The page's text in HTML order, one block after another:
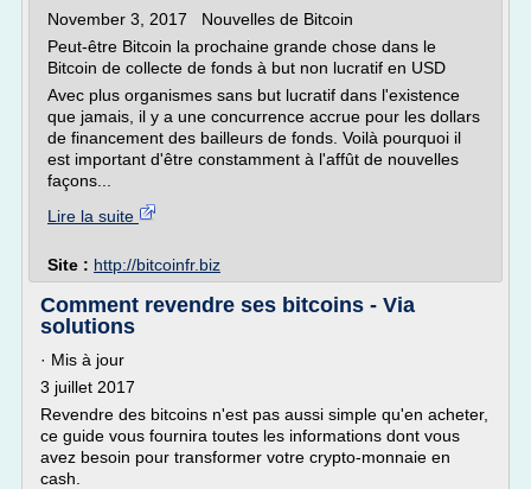
November 3, 2017 Nouvelles de Bitcoin
Peut-être Bitcoin la prochaine grande chose dans le
Bitcoin de collecte de fonds à but non lucratif en USD
Avec plus organismes sans but lucratif dans l'existence
que jamais, il y a une concurrence accrue pour les dollars
de financement des bailleurs de fonds. Voilà pourquoi il
est important d'être constamment à l'affût de nouvelles
façons...
Lire la suite
Site : http://bitcoinfr.biz
Comment revendre ses bitcoins - Via
solutions
· Mis à jour
3 juillet 2017
Revendre des bitcoins n'est pas aussi simple qu'en acheter,
ce guide vous fournira toutes les informations dont vous
avez besoin pour transformer votre crypto-monnaie en
cash.